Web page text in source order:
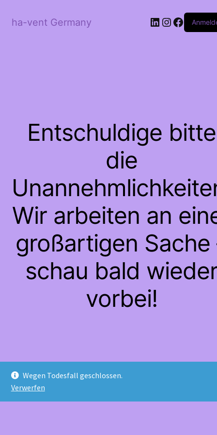
Wegen Todesfall geschlossen.
Verwerfen
ha-vent Germany LinkedIn
Instagram
Entschuldige bitte
die
Wir arbeiten an
großartigen Sache
schau bald
vorbei!